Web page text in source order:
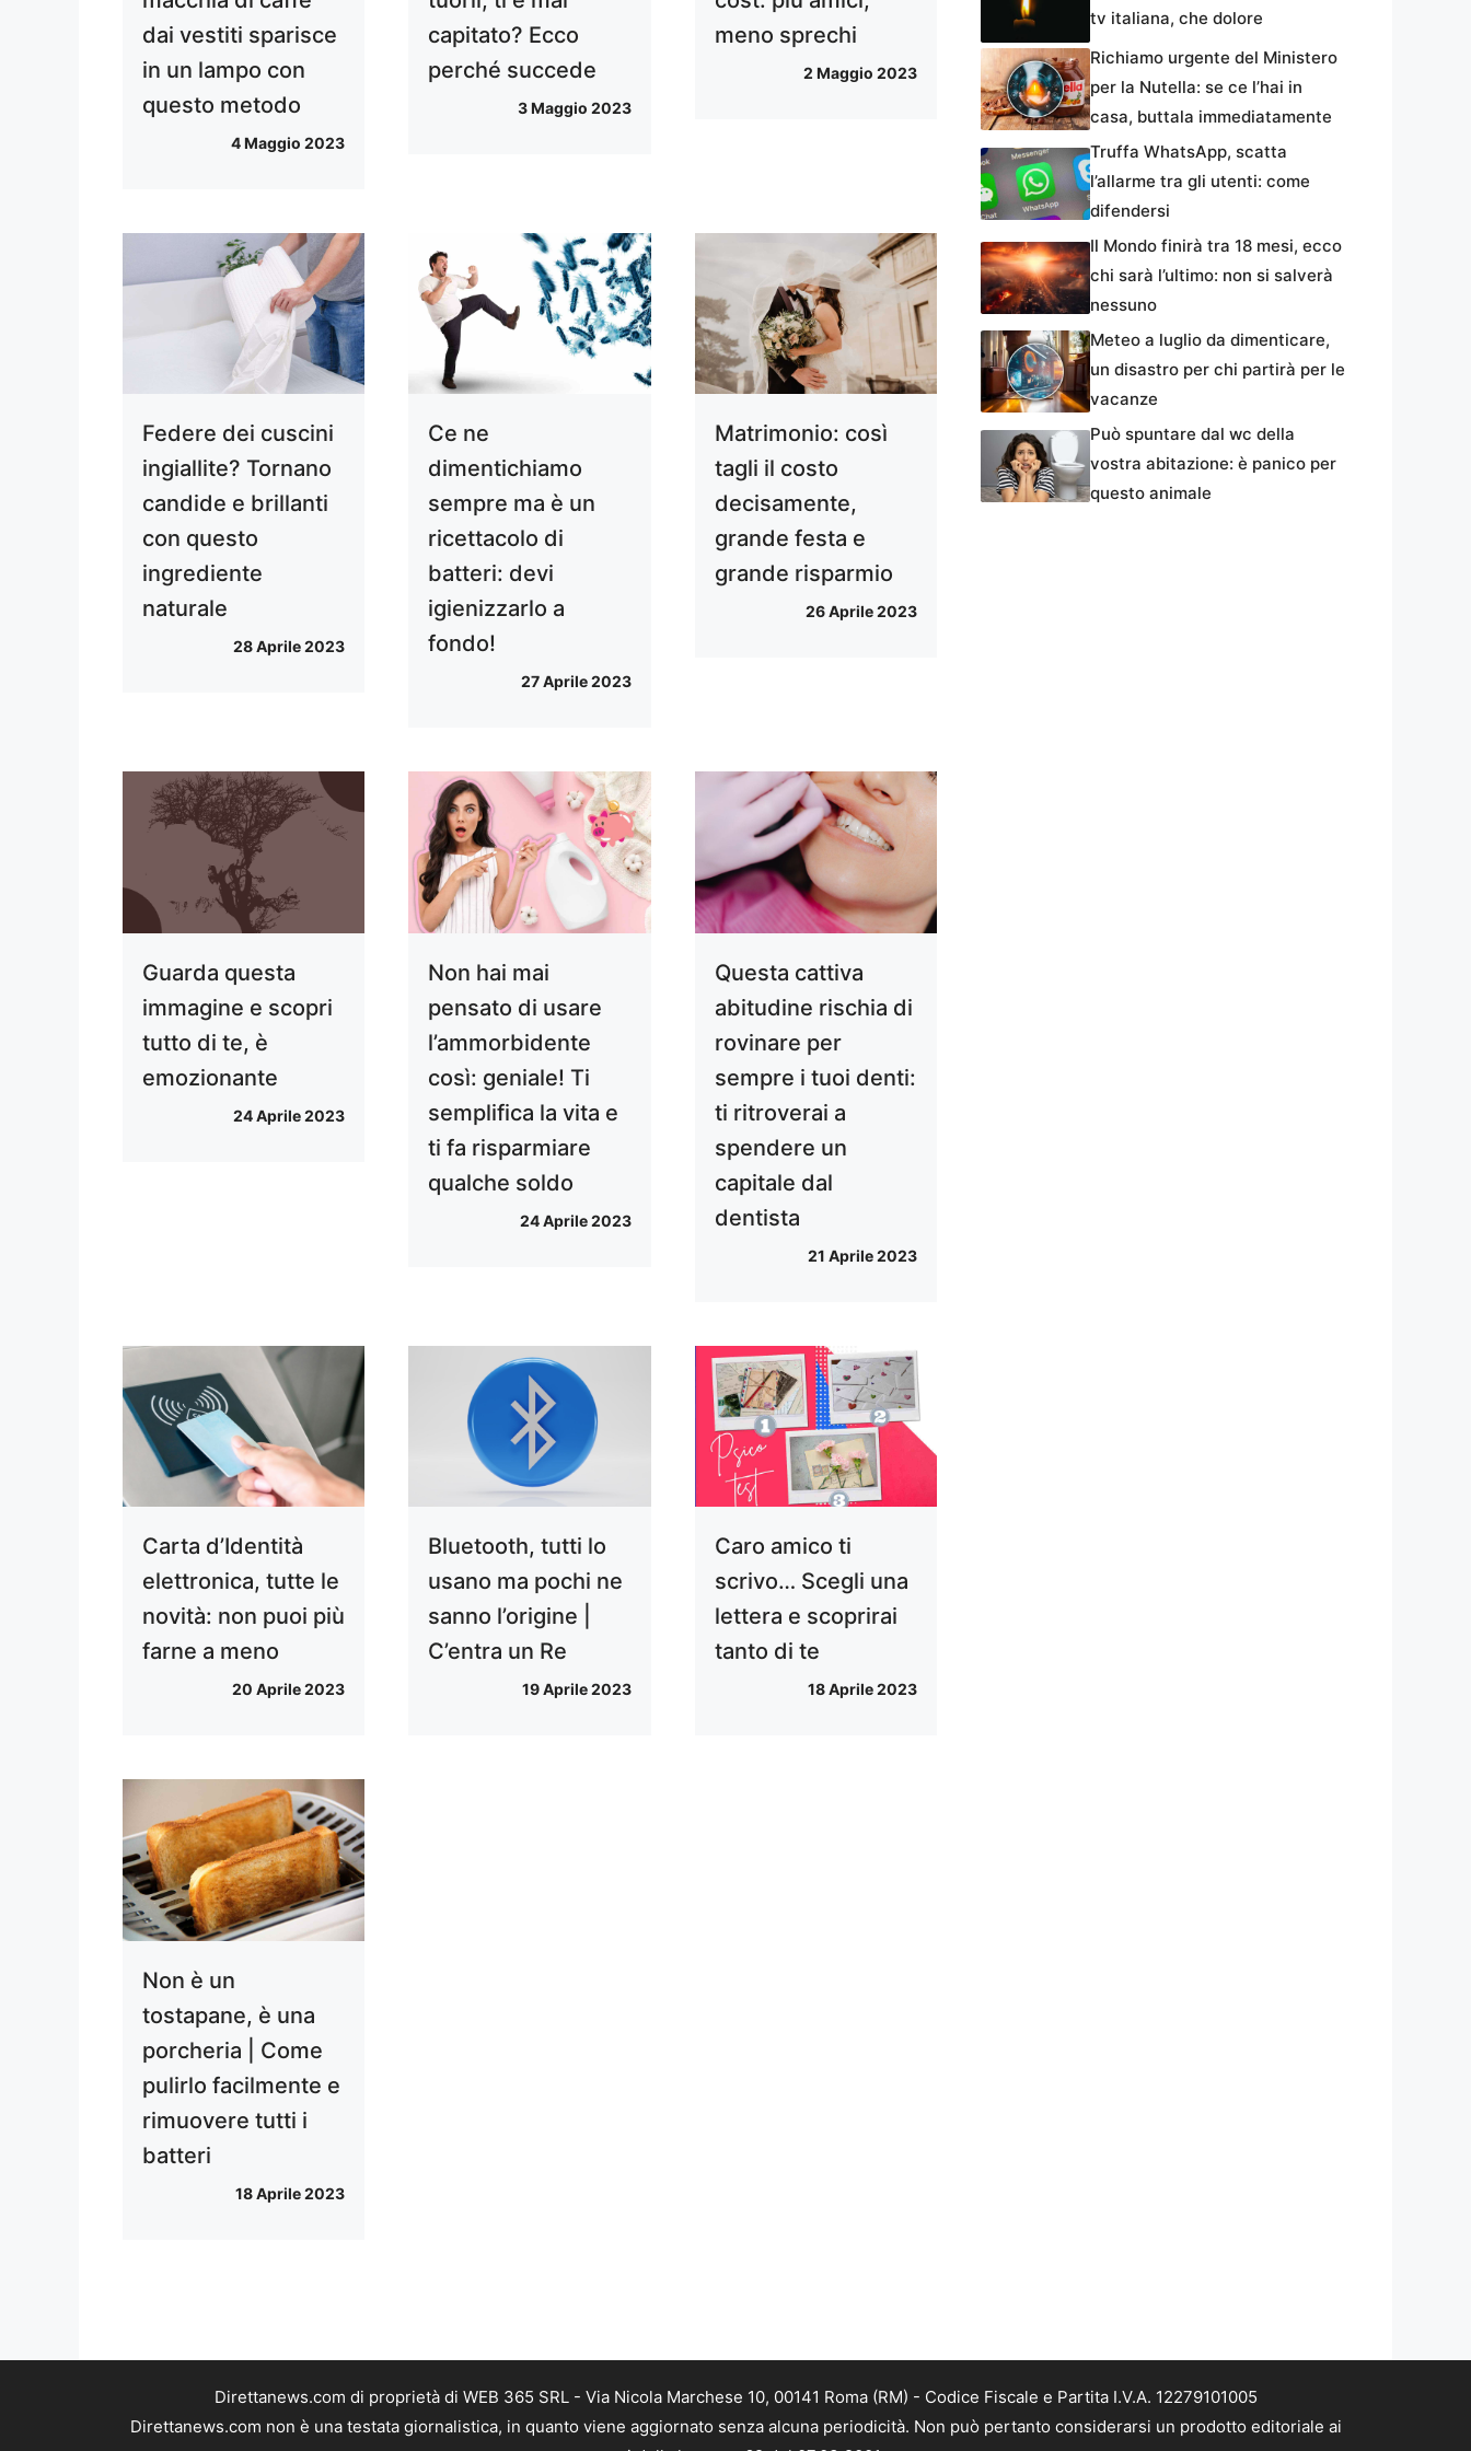
dai vestiti sparisce
in un lampo con
questo metodo
4 Maggio 2023
capitato? Ecco
perché succede
3 Maggio 2023
meno sprechi
2 Maggio 2023
Federe dei cuscini
ingiallite? Tornano
candide e brillanti
con questo
ingrediente
naturale
28 Aprile 2023
Ce ne
dimentichiamo
sempre ma è un
ricettacolo di
batteri: devi
igienizzarlo a
fondo!
27 Aprile 2023
Matrimonio: così
tagli il costo
decisamente,
grande festa e
grande risparmio
26 Aprile 2023
Guarda questa
immagine e scopri
tutto di te, è
emozionante
24 Aprile 2023
Non hai mai
pensato di usare
l’ammorbidente
così: geniale! Ti
semplifica la vita e
ti fa risparmiare
qualche soldo
24 Aprile 2023
Questa cattiva
abitudine rischia di
rovinare per
sempre i tuoi denti:
ti ritroverai a
spendere un
capitale dal
dentista
21 Aprile 2023
Carta d’Identità
elettronica, tutte le
novità: non puoi più
farne a meno
20 Aprile 2023
Bluetooth, tutti lo
usano ma pochi ne
sanno l’origine |
C’entra un Re
19 Aprile 2023
Caro amico ti
scrivo… Scegli una
lettera e scoprirai
tanto di te
18 Aprile 2023
Non è un
tostapane, è una
porcheria | Come
pulirlo facilmente e
rimuovere tutti i
batteri
18 Aprile 2023
tv italiana, che dolore
Richiamo urgente del Ministero
per la Nutella: se ce l’hai in
casa, buttala immediatamente
Truffa WhatsApp, scatta
l’allarme tra gli utenti: come
difendersi
Il Mondo finirà tra 18 mesi, ecco
chi sarà l’ultimo: non si salverà
nessuno
Meteo a luglio da dimenticare,
un disastro per chi partirà per le
vacanze
Può spuntare dal wc della
vostra abitazione: è panico per
questo animale
Direttanews.com di proprietà di WEB 365 SRL - Via Nicola Marchese 10, 00141 Roma (RM) - Codice Fiscale e Partita I.V.A. 12279101005
Direttanews.com non è una testata giornalistica, in quanto viene aggiornato senza alcuna periodicità. Non può pertanto considerarsi un prodotto editoriale ai